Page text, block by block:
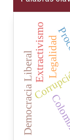
Legalidad
Democracia LiberalExtractivismo